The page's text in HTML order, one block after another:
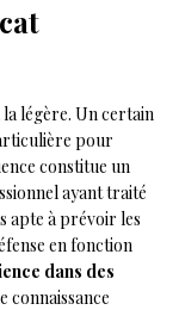
légère. Un certain
pour
constitue un
ayant traité
apte à prévoir les
en fonction
dans des
connaissance